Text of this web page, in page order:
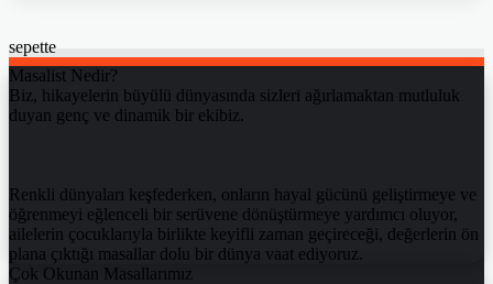
sepette
Masalist Nedir?
Biz, hikayelerin büyülü dünyasında sizleri ağırlamaktan mutluluk
duyan genç ve dinamik bir ekibiz.
Renkli dünyaları keşfederken, onların hayal gücünü geliştirmeye ve
öğrenmeyi eğlenceli bir serüvene dönüştürmeye yardımcı oluyor,
ailelerin çocuklarıyla birlikte keyifli zaman geçireceği, değerlerin ön
plana çıktığı masallar dolu bir dünya vaat ediyoruz.
Çok Okunan Masallarımız